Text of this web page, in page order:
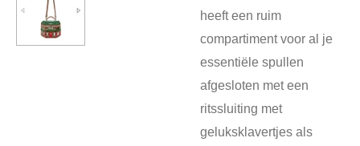
heeft een ruim
compartiment voor al je
essentiële spullen
afgesloten met een
ritssluiting met
geluksklavertjes als